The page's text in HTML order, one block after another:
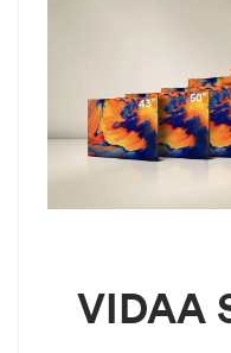
VIDAA